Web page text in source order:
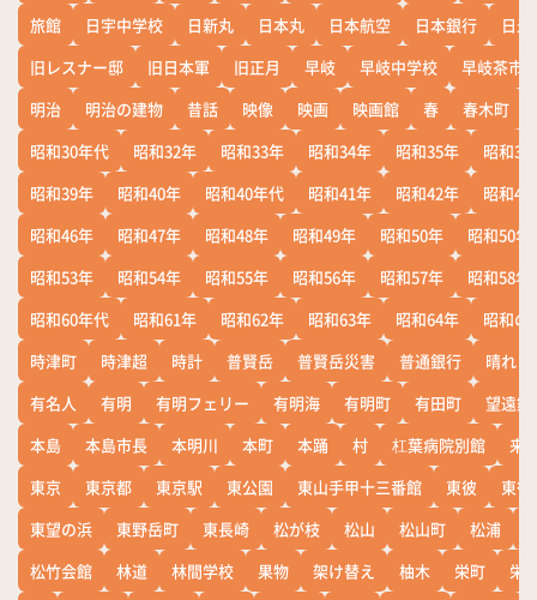
旅館
日宇中学校 日新丸 日本丸 日本航空 日本銀行
日
旧レスナー邸
旧日本軍 旧正月 早岐 早岐中学校
早岐茶市
明治
明治の建物 昔話 映像 映画 映画館 春 春木町
昭和30年代
昭和32年 昭和33年 昭和34年 昭和35年
昭和36
昭和39年
昭和40年 昭和40年代 昭和41年 昭和42年
昭和43
昭和46年
昭和47年 昭和48年 昭和49年 昭和50年
昭和50年
昭和53年
昭和54年 昭和55年 昭和56年 昭和57年
昭和58年
昭和60年代
昭和61年 昭和62年 昭和63年 昭和64年
昭和の
時津町
時津超 時計 普賢岳 普賢岳災害 普通銀行
晴れ
有名人
有明 有明フェリー 有明海 有明町 有田町
望遠鏡
本島
本島市長 本明川 本町 本踊 村 杠葉病院別館
来
東京
東京都 東京駅 東公園 東山手甲十三番館 東彼
東彼
東望の浜
東野岳町 東長崎 松が枝 松山 松山町 松浦
松竹会館
林道 林間学校 果物 架け替え 柚木 栄町
栄